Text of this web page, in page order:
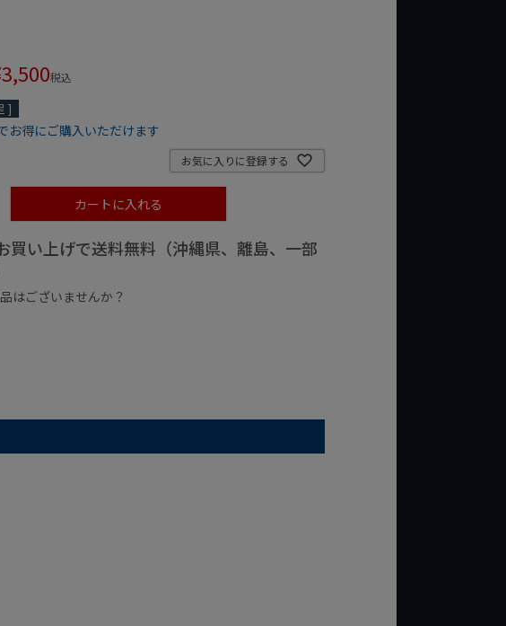
3,500税込
]
お得にご購入いただけます
お気に入りに登録する
カートに入れる
買い上げで送料無料（沖縄県、離島、一部
はございませんか？